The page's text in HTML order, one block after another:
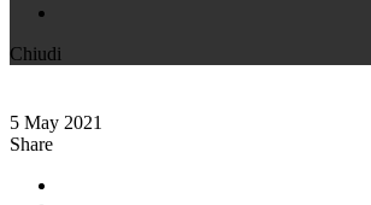
Chiudi
5 May 2021
Share